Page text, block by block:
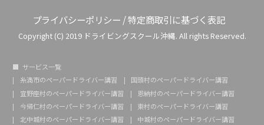
プライバシーポリシー /特定商取引に基づく表記
Copyright (C) 2019 ドライビングスクール沖縄. All rights Reserved.
サービス一覧
糸満市のペーパードライバー講習
国頭村のペーパードライバー講習
宜野座村のペーパードライバー講習
恩納村のペーパードライバー講習
今帰仁村のペーパードライバー講習
東村のペーパードライバー講習
北中城村のペーパードライバー講習
中城村のペーパードライバー講習